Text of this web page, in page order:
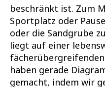
beschränkt ist. Zum
Sportplatz oder
oder die Sandgrube
liegt auf einer
fächerübergreifenden
haben gerade
gemacht, indem wir